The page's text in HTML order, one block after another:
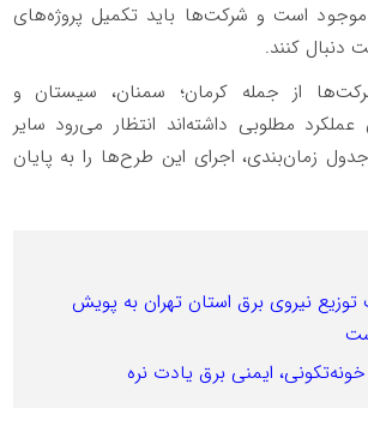
است و شرکت‌ها باید تکمیل پروژه‌های
دنبال کنند.
از جمله کرمان؛ سمنان، سیستان و
مطلوبی داشته‌اند انتظار می‌رود سایر
زمان‌بندی، اجرای این طرح‌ها را به پایان
نیروی برق استان تهران به پویش
ایمنی برق یادت نره